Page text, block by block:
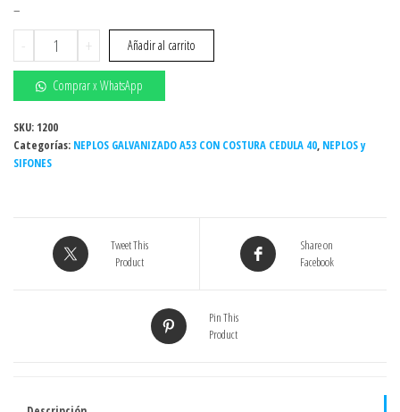
–
-
NEPLO
1/2"
x
CORRIDO
CEDULA
40
GALVANIZADO
COSTURA
cantidad
+ Añadir al carrito
Comprar x WhatsApp
SKU: 1200
Categorías: NEPLOS GALVANIZADO A53 CON COSTURA CEDULA 40, NEPLOS y
SIFONES
Tweet This
Product
Share on
Facebook
Pin This
Product